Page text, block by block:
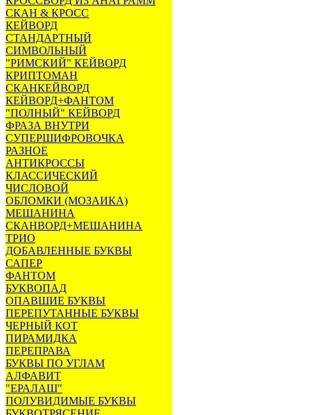
СКАН & КРОСС
КЕЙВОРД
СТАНДАРТНЫЙ
СИМВОЛЬНЫЙ
"РИМСКИЙ" КЕЙВОРД
КРИПТОМАН
СКАНКЕЙВОРД
КЕЙВОРД+ФАНТОМ
"ПОЛНЫЙ" КЕЙВОРД
ФРАЗА ВНУТРИ
СУПЕРШИФРОВОЧКА
РАЗНОЕ
АНТИКРОССЫ
КЛАССИЧЕСКИЙ
ЧИСЛОВОЙ
ОБЛОМКИ (МОЗАИКА)
МЕШАНИНА
СКАНВОРД+МЕШАНИНА
ТРИО
ДОБАВЛЕННЫЕ БУКВЫ
САПЕР
ФАНТОМ
БУКВОПАД
ОПАВШИЕ БУКВЫ
ПЕРЕПУТАННЫЕ БУКВЫ
ЧЕРНЫЙ КОТ
ПИРАМИДКА
ПЕРЕПРАВА
БУКВЫ ПО УГЛАМ
АЛФАВИТ
"ЕРАЛАШ"
ПОЛУВИДИМЫЕ БУКВЫ